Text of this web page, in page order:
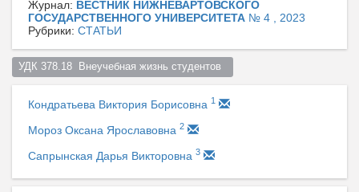
Журнал: ВЕСТНИК НИЖНЕВАРТОВСКОГО
ГОСУДАРСТВЕННОГО УНИВЕРСИТЕТА № 4 , 2023
Рубрики: СТАТЬИ
УДК 378.18  Внеучебная жизнь студентов
Кондратьева Виктория Борисовна 1
Мороз Оксана Ярославовна 2
Сапрынская Дарья Викторовна 3